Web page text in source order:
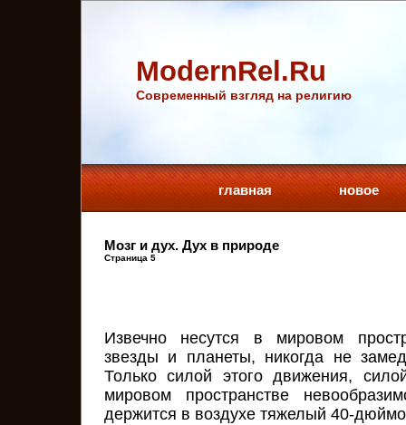
ModernRel.Ru
Cовременный взгляд на религию
главная новое
Мозг и дух. Дух в природе
Страница 5
Извечно несутся в мировом
звезды и планеты, никогда не
Только силой этого движения,
мировом пространстве
держится в воздухе тяжелый 40-